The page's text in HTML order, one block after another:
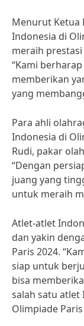
Menurut Ketua
Indonesia di
meraih
“Kami
memberikan
yang
Para ahli
Indonesia di
Rudi, pakar
“Dengan
juang yang
untuk meraih
Atlet-atlet
dan yakin
Paris 2024.
siap untuk
bisa
salah satu atlet
Olimpiade Paris